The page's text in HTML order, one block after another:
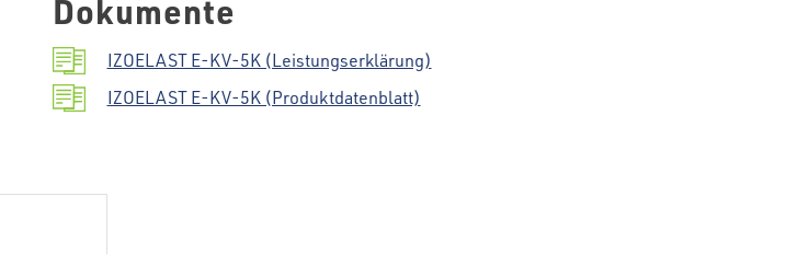
Dokumente
IZOELAST E-KV-5K (Leistungserklärung)
IZOELAST E-KV-5K (Produktdatenblatt)